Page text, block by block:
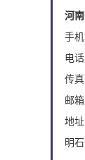
河
手机
电
传真
邮箱
地
明